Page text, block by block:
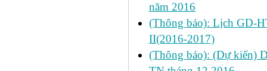
năm 2016
(Thông báo): Lịch GD-
II(2016-2017)
(Thông báo): (Dự kiến)